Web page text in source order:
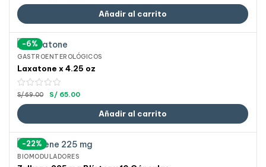
Añadir al carrito
-6%
GASTROENTEROLÓGICOS
Laxatone x 4.25 oz
S/69.00 S/ 65.00
Añadir al carrito
-22%
BIOMODULADORES